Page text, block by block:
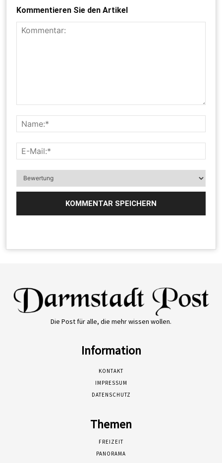
Kommentieren Sie den Artikel
Die Post für alle, die mehr wissen wollen.
Information
KONTAKT
IMPRESSUM
DATENSCHUTZ
Themen
FREIZEIT
PANORAMA